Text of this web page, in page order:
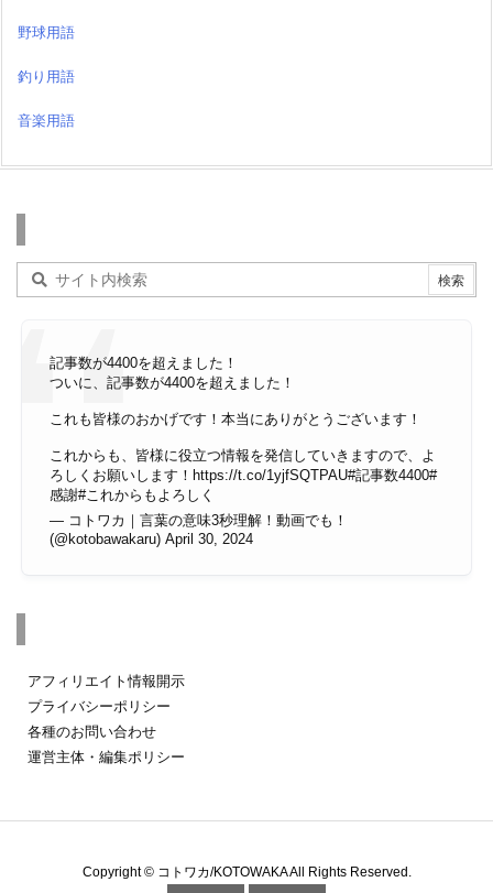
野球用語
釣り用語
音楽用語
記事数が4400を超えました！
ついに、記事数が4400を超えました！
これも皆様のおかげです！本当にありがとうございます！
これからも、皆様に役立つ情報を発信していきますので、よ
ろしくお願いします！ https://t.co/1yjfSQTPAU#記事数4400#
感謝#これからもよろしく
— コトワカ｜言葉の意味3秒理解！動画でも！
(@kotobawakaru) April 30, 2024
アフィリエイト情報開示
プライバシーポリシー
各種のお問い合わせ
運営主体・編集ポリシー
Copyright © コトワカ/KOTOWAKAAll Rights Reserved.